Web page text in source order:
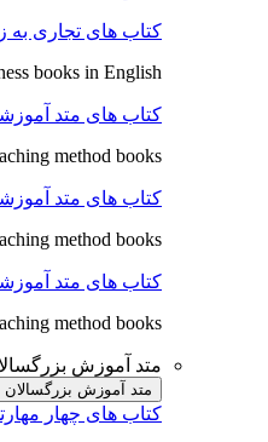
کتاب های تجاری به
books in English
کتاب های متد
method books
کتاب های متد
method books
کتاب های متد
method books
متد آموزش
متد آموزش
کتاب های چهار